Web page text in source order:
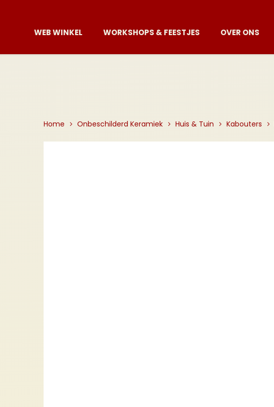
WEB WINKEL WORKSHOPS & FEESTJES OVER ONS
Home Onbeschilderd Keramiek Huis & Tuin Kabouters